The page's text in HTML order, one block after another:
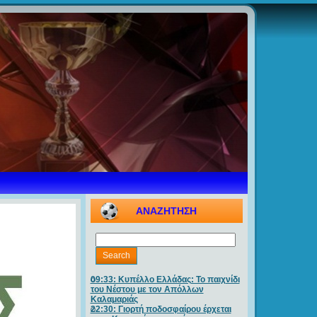
ΑΝΑΖΗΤΗΣΗ
09:33: Κυπέλλο Ελλάδας: Το παιχνίδι
του Νέστου με τον Απόλλων
Καλαμαριάς
22:30: Γιορτή ποδοσφαίρου έρχεται